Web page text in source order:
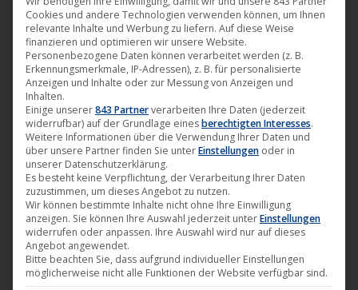
Presseecho zum Kinostart „Königin
von Niendorf“
Darling Berlin,Film, , News , Verleih 21. Februar 2018
Am Donnerstag den 15. Februar 2018 startete der
Cookies und andere Technologien verwenden können, um Ihnen
relevante Inhalte und Werbung zu liefern. Auf diese Weise
finanzieren und optimieren wir unsere Website.
Personenbezogene Daten können verarbeitet werden (z. B.
Erkennungsmerkmale, IP-Adressen), z. B. für personalisierte
Anzeigen und Inhalte oder zur Messung von Anzeigen und
Inhalten.
Einige unserer843 Partnerverarbeiten Ihre Daten (jederzeit
widerrufbar) auf der Grundlage einesberechtigten Interesses.
Weitere Informationen über die Verwendung Ihrer Daten und
über unsere Partner finden Sie unterEinstellungen oder in
unserer Datenschutzerklärung.
Es besteht keine Verpflichtung, der Verarbeitung Ihrer Daten
zuzustimmen, um dieses Angebot zu nutzen.
Wir können bestimmte Inhalte nicht ohne Ihre Einwilligung
anzeigen. Sie können Ihre Auswahl jederzeit unterEinstellungen
widerrufen oder anpassen. Ihre Auswahl wird nur auf dieses
Angebot angewendet.
Bitte beachten Sie, dass aufgrund individueller Einstellungen
möglicherweise nicht alle Funktionen der Website verfügbar sind.